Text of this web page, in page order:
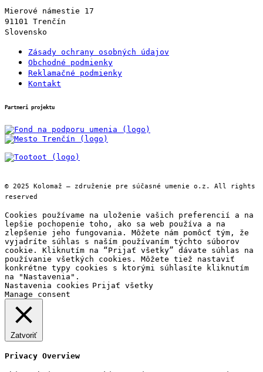
Mierové námestie 17
91101 Trenčín
Slovensko
Zásady ochrany osobných údajov
Obchodné podmienky
Reklamačné podmienky
Kontakt
Partneri projektu
© 2025 Kolomaž – združenie pre súčasné umenie o.z. All rights
reserved
Cookies používame na uloženie vašich preferencií a na
lepšie pochopenie toho, ako sa web používa a na
zlepšenie jeho fungovania. Môžete nám pomôcť tým, že
vyjadríte súhlas s naším používaním týchto súborov
cookie. Kliknutím na “Prijať všetky” dávate súhlas na
používanie všetkých cookies. Môžete tiež nastaviť
konkrétne typy cookies s ktorými súhlasíte kliknutím
na "Nastavenia".
Nastavenia cookies Prijať všetky
Manage consent
Zatvoriť
Privacy Overview